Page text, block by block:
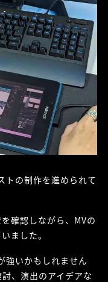
トの制作を進められて
確認しながら、MVの
ました。
強いかもしれません
、演出のアイデアな